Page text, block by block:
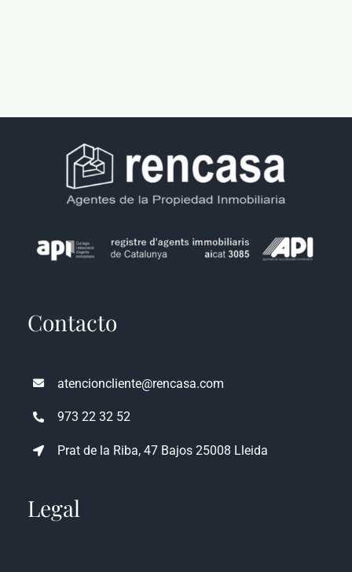
Contacto
atencioncliente@rencasa.com
973 22 32 52
Prat de la Riba, 47 Bajos 25008 Lleida
Legal